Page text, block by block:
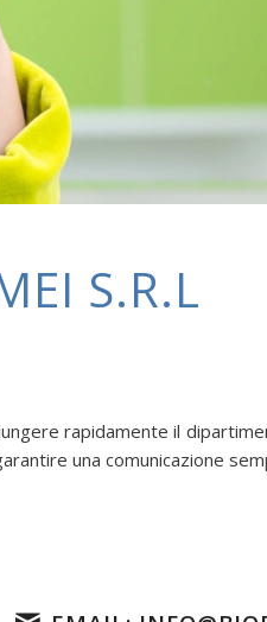
S.R.L
rapidamente il
una comunicazione